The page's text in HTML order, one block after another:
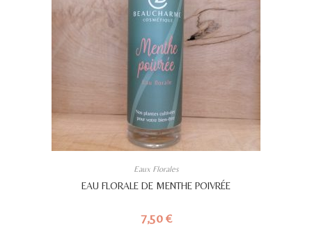
Eaux Florales
EAU FLORALE DE MENTHE POIVRÉE
7,50€